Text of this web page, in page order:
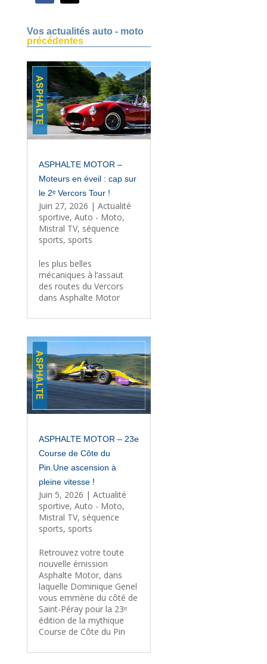
Vos actualités auto - moto
précédentes
ASPHALTE MOTOR –
Moteurs en éveil : cap sur
le 2ᵉ Vercors Tour !
Juin 27, 2026 | Actualité
sportive, Auto - Moto,
Mistral TV, séquence
sports, sports
les plus belles
mécaniques à l’assaut
des routes du Vercors
dans Asphalte Motor
ASPHALTE MOTOR – 23e
Course de Côte du
Pin.Une ascension à
pleine vitesse !
Juin 5, 2026 | Actualité
sportive, Auto - Moto,
Mistral TV, séquence
sports, sports
Retrouvez votre toute
nouvelle émission
Asphalte Motor, dans
laquelle Dominique Genel
vous emmène du côté de
Saint-Péray pour la 23ᵉ
édition de la mythique
Course de Côte du Pin